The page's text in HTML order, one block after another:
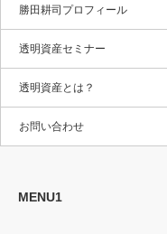
勝田耕司プロフィール
透明資産セミナー
透明資産とは？
お問い合わせ
MENU1